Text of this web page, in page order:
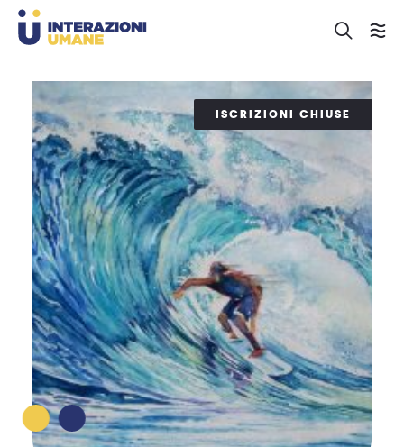
ISCRIZIONI CHIUSE